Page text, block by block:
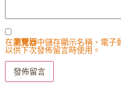
在瀏覽器中儲存顯示名稱、電子
以供下次發佈留言時使用。